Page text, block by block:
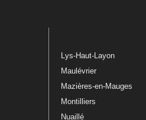
Lys-Haut-Layon
Maulévrier
Mazières-en-Mauges
Montilliers
Nuaillé